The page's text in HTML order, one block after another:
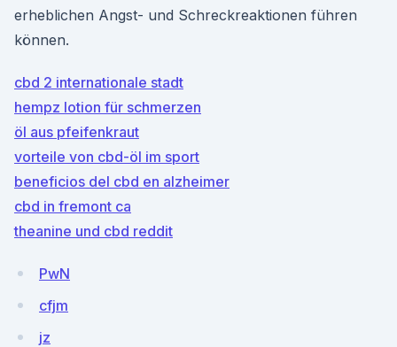
erheblichen Angst- und Schreckreaktionen führen
können.
cbd 2 internationale stadt
hempz lotion für schmerzen
öl aus pfeifenkraut
vorteile von cbd-öl im sport
beneficios del cbd en alzheimer
cbd in fremont ca
theanine und cbd reddit
PwN
cfjm
jz